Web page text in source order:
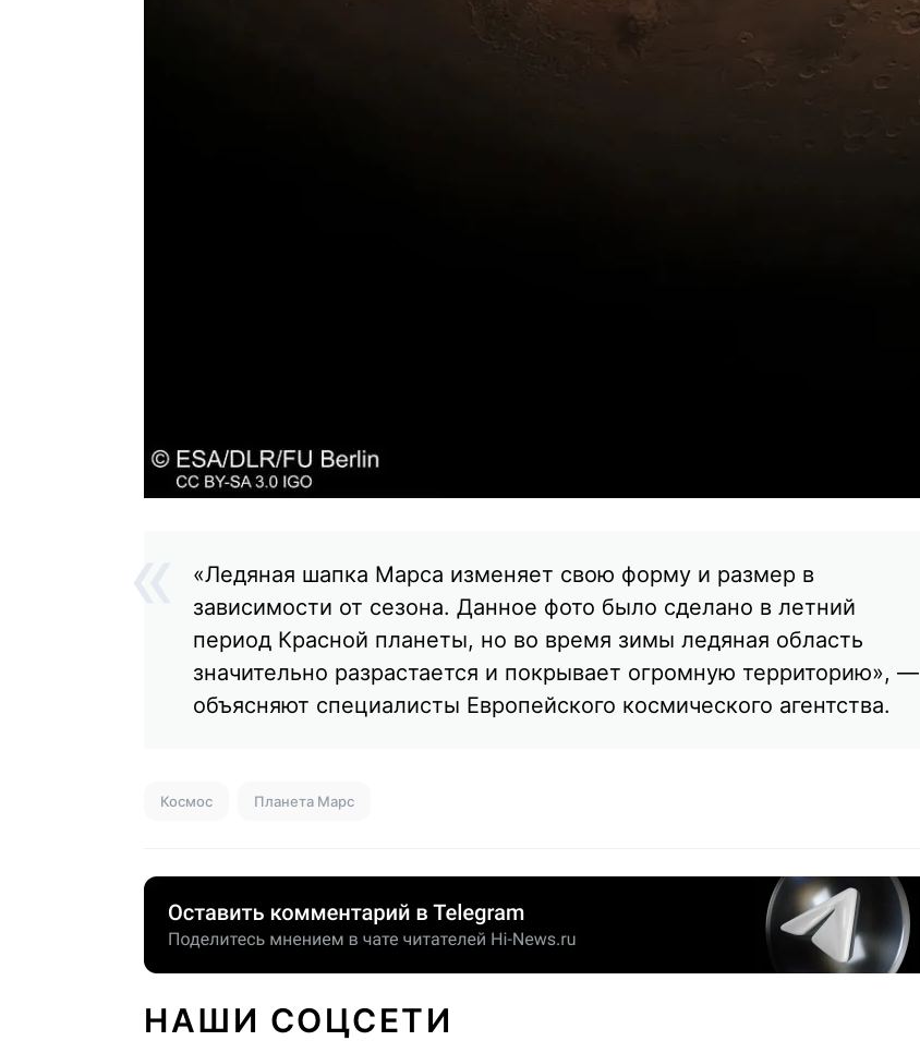
«Ледяная шапка Марса изменяет свою форму и размер в
зависимости от сезона. Данное фото было сделано в летний
период Красной планеты, но во время зимы ледяная область
значительно разрастается и покрывает огромную территорию», —
объясняют специалисты Европейского космического агентства.
Космос Планета Марс
НАШИ СОЦСЕТИ